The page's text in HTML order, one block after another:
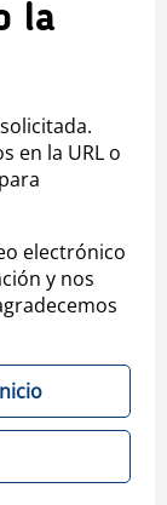
la
en la URL o
electrónico
y nos